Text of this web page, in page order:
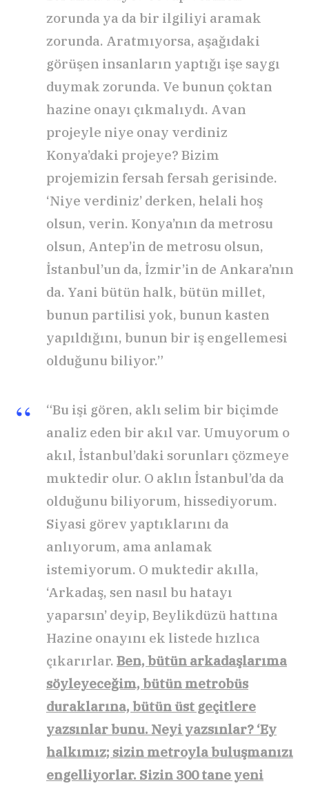
zorunda ya da bir ilgiliyi aramak
zorunda. Aratmıyorsa, aşağıdaki
görüşen insanların yaptığı işe saygı
duymak zorunda. Ve bunun çoktan
hazine onayı çıkmalıydı. Avan
projeyle niye onay verdiniz
Konya’daki projeye? Bizim
projemizin fersah fersah gerisinde.
‘Niye verdiniz’ derken, helali hoş
olsun, verin. Konya’nın da metrosu
olsun, Antep’in de metrosu olsun,
İstanbul’un da, İzmir’in de Ankara’nın
da. Yani bütün halk, bütün millet,
bunun partilisi yok, bunun kasten
yapıldığını, bunun bir iş engellemesi
olduğunu biliyor.”
“Bu işi gören, aklı selim bir biçimde
analiz eden bir akıl var. Umuyorum o
akıl, İstanbul’daki sorunları çözmeye
muktedir olur. O aklın İstanbul’da da
olduğunu biliyorum, hissediyorum.
Siyasi görev yaptıklarını da
anlıyorum, ama anlamak
istemiyorum. O muktedir akılla,
‘Arkadaş, sen nasıl bu hatayı
yaparsın’ deyip, Beylikdüzü hattına
Hazine onayını ek listede hızlıca
çıkarırlar. Ben, bütün arkadaşlarıma
söyleyeceğim, bütün metrobüs
duraklarına, bütün üst geçitlere
yazsınlar bunu. Neyi yazsınlar? ‘Ey
halkımız; sizin metroyla buluşmanızı
engelliyorlar. Sizin 300 tane yeni